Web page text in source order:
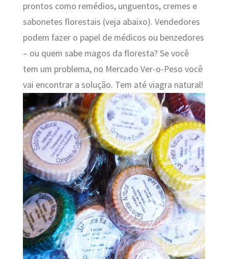
prontos como remédios, unguentos, cremes e
sabonetes florestais (veja abaixo). Vendedores
podem fazer o papel de médicos ou benzedores
– ou quem sabe magos da floresta? Se você
tem um problema, no Mercado Ver-o-Peso você
vai encontrar a solução. Tem até viagra natural!